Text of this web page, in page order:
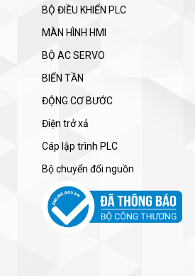
BỘ ĐIỀU KHIỂN PLC
MÀN HÌNH HMI
BỘ AC SERVO
BIẾN TẦN
ĐỘNG CƠ BƯỚC
Điện trở xả
Cáp lập trình PLC
Bộ chuyển đổi nguồn